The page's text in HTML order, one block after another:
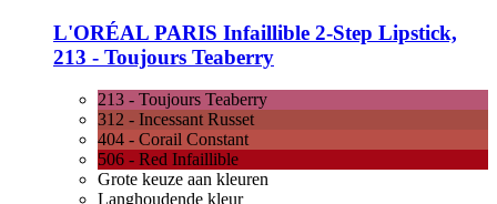
L'ORÉAL PARIS Infaillible 2-​Step Lipstick,
213 -​ Toujours Teaberry
213 - Toujours Teaberry
312 - Incessant Russet
404 - Corail Constant
506 - Red Infaillible
Grote keuze aan kleuren
Langhoudende kleur